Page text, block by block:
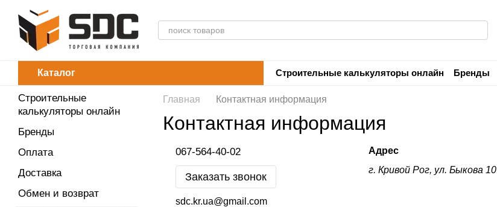
Перейти к основному контенту
Каталог Строительные калькуляторы онлайн Бренды
Главная
Контактная информация
Контактная информация
067-564-40-02
Заказать звонок
sdc.kr.ua@gmail.com
Адрес
г. Кривой Рог, ул. Быкова 10
Строительные
калькуляторы онлайн
Бренды
Оплата
Доставка
Обмен и возврат